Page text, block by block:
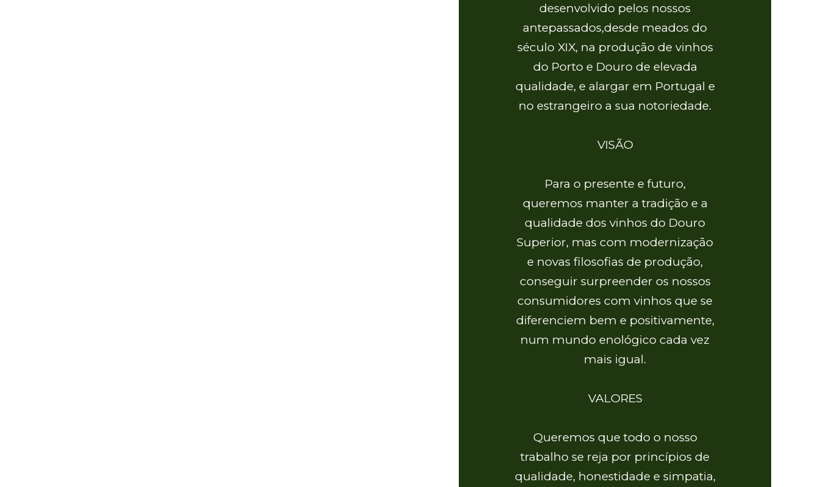
desenvolvido pelos nossos
antepassados,desde meados do
século XIX, na produção de vinhos
do Porto e Douro de elevada
qualidade, e alargar em Portugal e
no estrangeiro a sua notoriedade.
VISÃO
Para o presente e futuro,
queremos manter a tradição e a
qualidade dos vinhos do Douro
Superior, mas com modernização
e novas filosofias de produção,
conseguir surpreender os nossos
consumidores com vinhos que se
diferenciem bem e positivamente,
num mundo enológico cada vez
mais igual.
VALORES
Queremos que todo o nosso
trabalho se reja por princípios de
qualidade, honestidade e simpatia,